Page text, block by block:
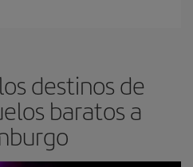
destinos de
baratos a